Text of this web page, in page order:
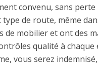
convenu, sans
de route, même
mobilier et ont des
qualité à
vous serez